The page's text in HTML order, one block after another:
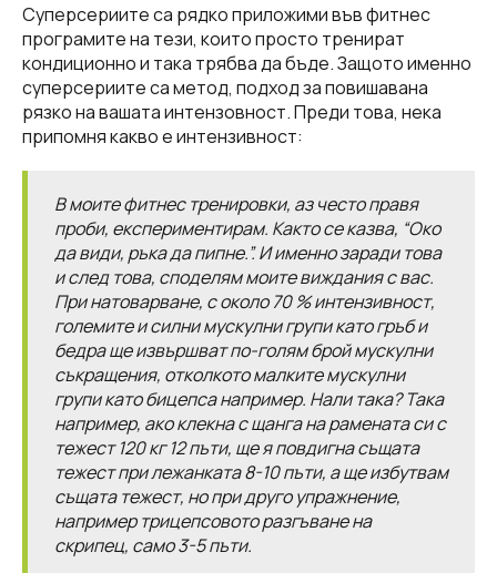
Суперсериите са рядко приложими във фитнес
програмите на тези, които просто тренират
кондиционно и така трябва да бъде. Защото именно
суперсериите са метод, подход за повишавана
рязко на вашата интензовност. Преди това, нека
припомня какво е интензивност:
В моите фитнес тренировки, аз често правя
проби, експериментирам. Както се казва, “Око
да види, ръка да пипне.”. И именно заради това
и след това, споделям моите виждания с вас.
При натоварване, с около 70 % интензивност,
големите и силни мускулни групи като гръб и
бедра ще извършват по-голям брой мускулни
съкращения, отколкото малките мускулни
групи като бицепса например. Нали така? Така
например, ако клекна с щанга на рамената си с
тежест 120 кг 12 пъти, ще я повдигна същата
тежест при лежанката 8-10 пъти, а ще избутвам
същата тежест, но при друго упражнение,
например трицепсовото разгъване на
скрипец, само 3-5 пъти.